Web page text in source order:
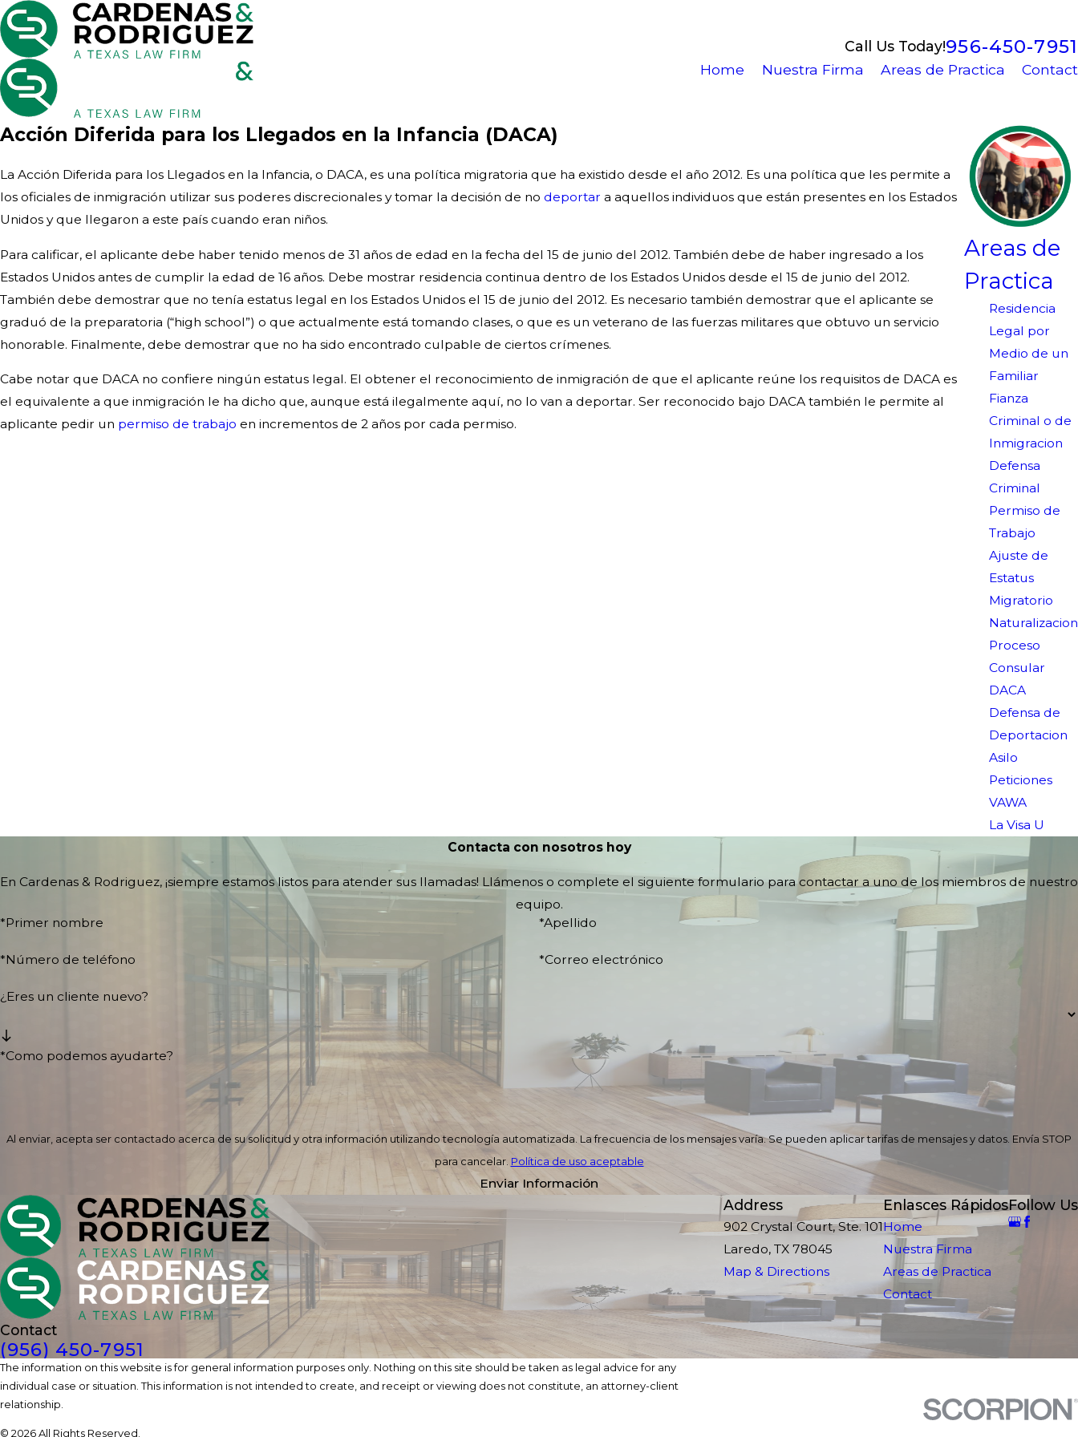
Call Us Today!956-450-7951
Home Nuestra Firma Areas de Practica Contact
Acción Diferida para los Llegados en la Infancia (DACA)
La Acción Diferida para los Llegados en la Infancia, o DACA, es una política migratoria que ha existido desde el año 2012. Es una política que les permite a
los oficiales de inmigración utilizar sus poderes discrecionales y tomar la decisión de no deportar a aquellos individuos que están presentes en los Estados
Unidos y que llegaron a este país cuando eran niños.
Para calificar, el aplicante debe haber tenido menos de 31 años de edad en la fecha del 15 de junio del 2012. También debe de haber ingresado a los
Estados Unidos antes de cumplir la edad de 16 años. Debe mostrar residencia continua dentro de los Estados Unidos desde el 15 de junio del 2012.
También debe demostrar que no tenía estatus legal en los Estados Unidos el 15 de junio del 2012. Es necesario también demostrar que el aplicante se
graduó de la preparatoria (“high school”) o que actualmente está tomando clases, o que es un veterano de las fuerzas militares que obtuvo un servicio
honorable. Finalmente, debe demostrar que no ha sido encontrado culpable de ciertos crímenes.
Cabe notar que DACA no confiere ningún estatus legal. El obtener el reconocimiento de inmigración de que el aplicante reúne los requisitos de DACA es
el equivalente a que inmigración le ha dicho que, aunque está ilegalmente aquí, no lo van a deportar. Ser reconocido bajo DACA también le permite al
aplicante pedir un permiso de trabajo en incrementos de 2 años por cada permiso.
Areas de
Practica
Residencia
Legal por
Medio de un
Familiar
Fianza
Criminal o de
Inmigracion
Defensa
Criminal
Permiso de
Trabajo
Ajuste de
Estatus
Migratorio
Naturalizacion
Proceso
Consular
DACA
Defensa de
Deportacion
Asilo
Peticiones
VAWA
La Visa U
Contacta con nosotros hoy
En Cardenas & Rodriguez, ¡siempre estamos listos para atender sus llamadas! Llámenos o complete el siguiente formulario para contactar a uno de los miembros de nuestro
equipo.
*Primer nombre
*Apellido
*Número de teléfono *Correo electrónico
¿Eres un cliente nuevo?
*Como podemos ayudarte?
Al enviar, acepta ser contactado acerca de su solicitud y otra información utilizando tecnología automatizada. La frecuencia de los mensajes varía. Se pueden aplicar tarifas de mensajes y datos. Envía STOP
para cancelar. Política de uso aceptable
Enviar Información
Contact
(956) 450-7951
Address
902 Crystal Court, Ste. 101
Laredo, TX 78045
Map & Directions
Enlasces Rápidos
Home
Nuestra Firma
Areas de Practica
Contact
Follow Us
The information on this website is for general information purposes only. Nothing on this site should be taken as legal advice for any
individual case or situation. This information is not intended to create, and receipt or viewing does not constitute, an attorney-client
relationship.
© 2026 All Rights Reserved.